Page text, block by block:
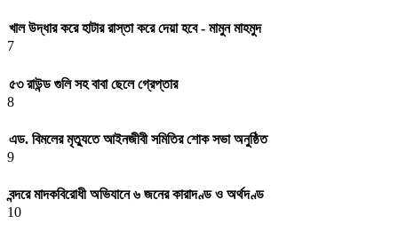
খাল উদ্ধার করে হাটার রাস্তা করে দেয়া হবে - মামুন মাহমুদ
7
৫৩ রাউন্ড গুলি সহ বাবা ছেলে গ্রেপ্তার
8
এড. বিমলের মৃত্যুতে আইনজীবী সমিতির শোক সভা অনুষ্ঠিত
9
বন্দরে মাদকবিরোধী অভিযানে ৬ জনের কারাদণ্ড ও অর্থদণ্ড
10